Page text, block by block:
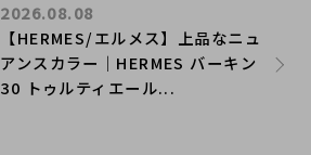
【HERMES/エルメス】上品なニュ
アンスカラー｜HERMES バーキン
30 トゥルティエール...
2026.08.08